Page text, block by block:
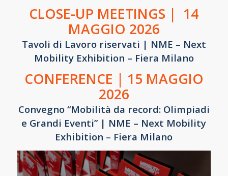
CLOSE-UP MEETINGS | 14
MAGGIO 2026
Tavoli di Lavoro riservati | NME – Next
Mobility Exhibition – Fiera Milano
CONFERENCE | 15 MAGGIO
2026
Convegno “Mobilità da record: Olimpiadi
e Grandi Eventi” | NME – Next Mobility
Exhibition – Fiera Milano